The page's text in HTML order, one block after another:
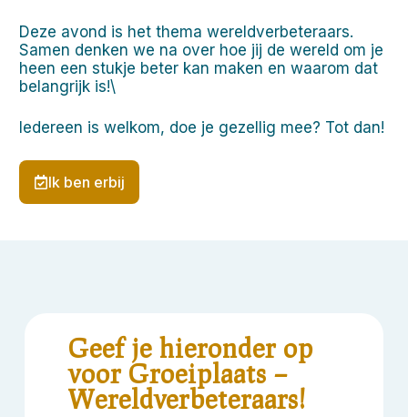
Deze avond is het thema wereldverbeteraars.
Samen denken we na over hoe jij de wereld om je
heen een stukje beter kan maken en waarom dat
belangrijk is!\
Iedereen is welkom, doe je gezellig mee? Tot dan!
Ik ben erbij
Geef je hieronder op
voor Groeiplaats –
Wereldverbeteraars!